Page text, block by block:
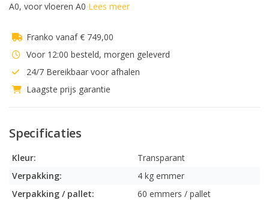
A0, voor vloeren A0 Lees meer
Franko vanaf € 749,00
Voor 12:00 besteld, morgen geleverd
24/7 Bereikbaar voor afhalen
Laagste prijs garantie
Specificaties
Kleur:
Transparant
Verpakking:
4 kg emmer
Verpakking / pallet:
60 emmers / pallet